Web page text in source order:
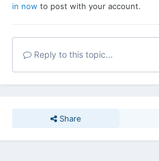
in now to post with your account.
Reply to this topic...
Share